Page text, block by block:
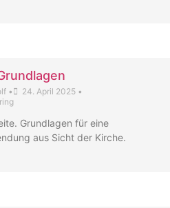
• 24. April 2025 •
Grundlagen für eine
aus Sicht der Kirche.